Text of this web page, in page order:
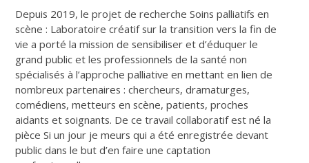
Depuis 2019, le projet de recherche Soins palliatifs en
scène : Laboratoire créatif sur la transition vers la fin de
vie a porté la mission de sensibiliser et d’éduquer le
grand public et les professionnels de la santé non
spécialisés à l’approche palliative en mettant en lien de
nombreux partenaires : chercheurs, dramaturges,
comédiens, metteurs en scène, patients, proches
aidants et soignants. De ce travail collaboratif est né la
pièce Si un jour je meurs qui a été enregistrée devant
public dans le but d’en faire une captation